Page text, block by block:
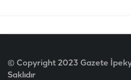
© Copyright 2023 Gazete
Saklıdır